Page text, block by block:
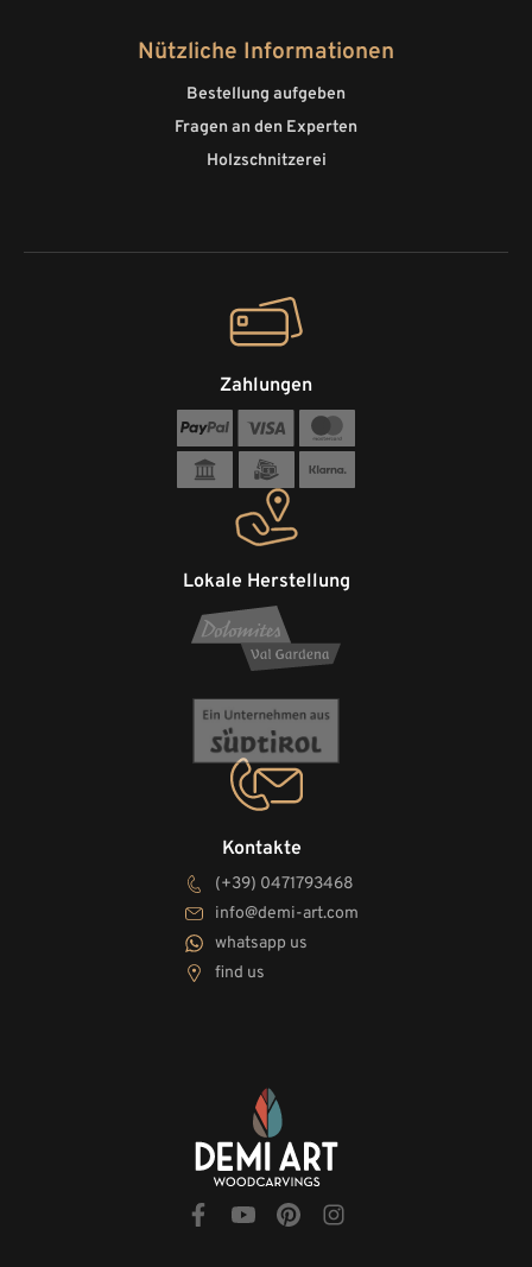
Nützliche Informationen
Bestellung aufgeben
Fragen an den Experten
Holzschnitzerei
Kontakte
(+39) 0471793468
info@demi-art.com
whatsapp us
find us
Lokale Herstellung
Zahlungen